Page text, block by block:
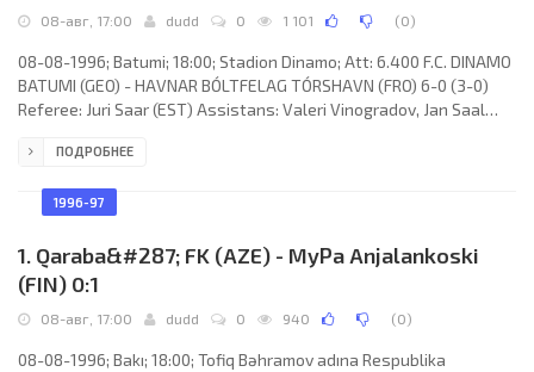
08-авг, 17:00 dudd 0 1 101 (0)
08-08-1996; Batumi; 18:00; Stadion Dinamo; Att: 6.400 F.C. DINAMO
BATUMI (GEO) - HAVNAR BÓLTFELAG TÓRSHAVN (FRO) 6-0 (3-0)
Referee: Juri Saar (EST) Assistans: Valeri Vinogradov, Jan Saal
3-0 David Udzhmadzhuridze 26; 4-0 Teymuraz Tugushi 54; 5-0
HAVNAR BÓLTFELAG (coach: Jóhan Nielsen): Kaj Leo Johannesen,
Bjarki
ПОДРОБНЕЕ
1996-97
1. Qaraba&#287; FK (AZE) - MyPa Anjalankoski
(FIN) 0:1
08-авг, 17:00 dudd 0 940 (0)
08-08-1996; Bakı; 18:00; Tofiq Bəhramov adına Respublika